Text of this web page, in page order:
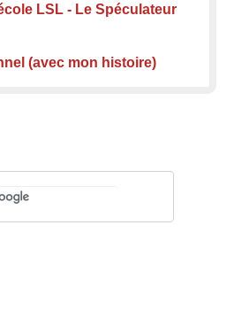
LSL - Le Spéculateur
(avec mon histoire)